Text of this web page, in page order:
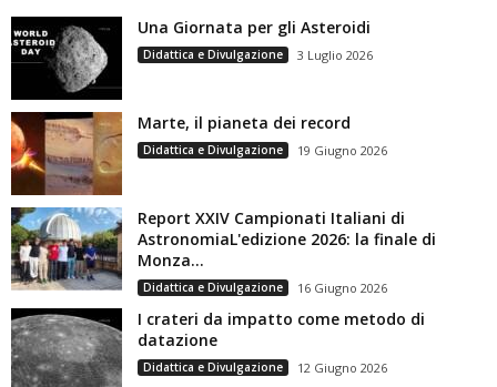
Una Giornata per gli Asteroidi
Didattica e Divulgazione 3 Luglio 2026
Marte, il pianeta dei record
Didattica e Divulgazione 19 Giugno 2026
Report XXIV Campionati Italiani di
AstronomiaL'edizione 2026: la finale di
Monza...
Didattica e Divulgazione 16 Giugno 2026
I crateri da impatto come metodo di
datazione
Didattica e Divulgazione 12 Giugno 2026